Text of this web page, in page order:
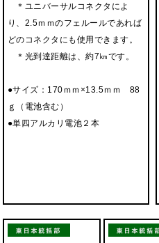
＊ユニバーサルコネクタによ
り、2.5ｍｍのフェルールであれば
どのコネクタにも使用できます。
＊光到達距離は、約7㎞です。
●サイズ：170ｍｍ×13.5ｍｍ 88
ｇ（電池含む）
●単四アルカリ電池２本